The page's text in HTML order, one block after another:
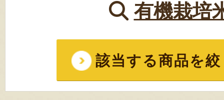
有機栽培
該当する商品を